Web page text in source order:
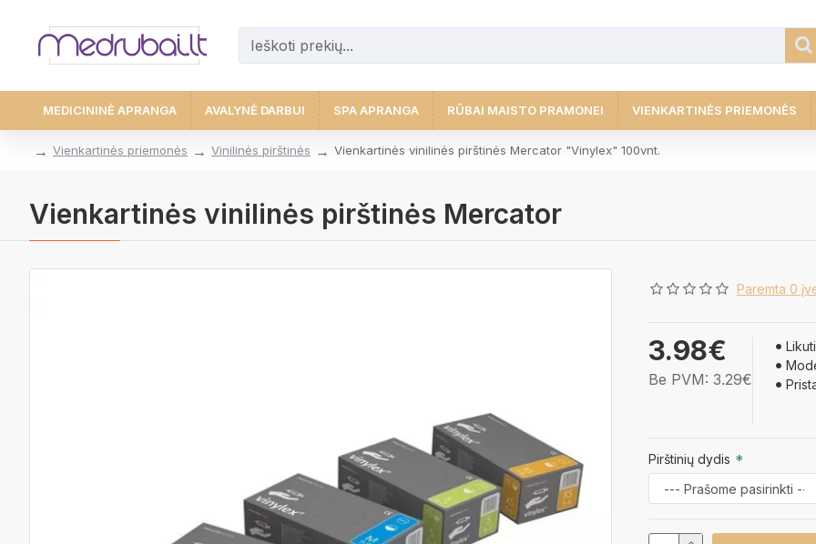
MEDICININĖ APRANGA AVALYNĖ DARBUI SPA APRANGA RŪBAI MAISTO PRAMONEI VIENKARTINĖS PRIEMONĖS
Vienkartinės priemonės Vinilinės pirštinės Vienkartinės vinilinės pirštinės Mercator "Vinylex" 100vnt.
Vienkartinės vinilinės pirštinės Mercator
Paremta 0
3.98€
Be PVM: 3.29€
Pirštinių dydis